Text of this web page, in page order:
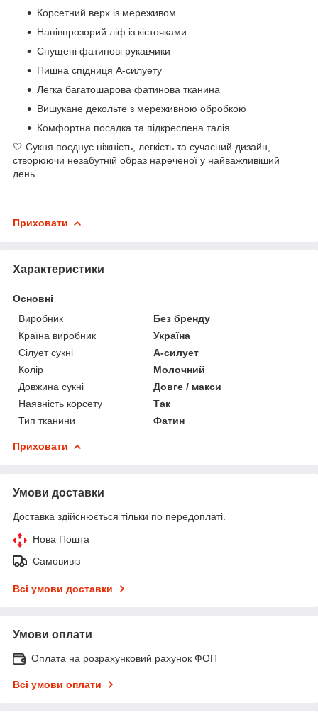
Корсетний верх із мереживом
Напівпрозорий ліф із кісточками
Спущені фатинові рукавчики
Пишна спідниця А-силуету
Легка багатошарова фатинова тканина
Вишукане декольте з мереживною обробкою
Комфортна посадка та підкреслена талія
🤍 Сукня поєднує ніжність, легкість та сучасний дизайн,
створюючи незабутній образ нареченої у найважливіший
день.
Приховати
Характеристики
Основні
Виробник
Без бренду
Країна виробник
Україна
Сілует сукні
А-силует
Колір
Молочний
Довжина сукні
Довге / макси
Наявність корсету
Так
Тип тканини
Фатин
Приховати
Умови доставки
Доставка здійснюється тільки по передоплаті.
Нова Пошта
Самовивіз
Всі умови доставки
Умови оплати
Оплата на розрахунковий рахунок ФОП
Всі умови оплати